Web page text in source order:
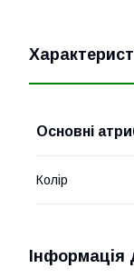
Основні
Колір